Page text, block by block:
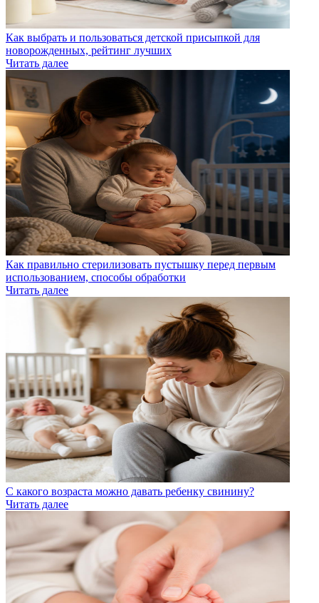
Как выбрать и пользоваться детской присыпкой для
новорожденных, рейтинг лучших
Читать далее
Как правильно стерилизовать пустышку перед первым
использованием, способы обработки
Читать далее
С какого возраста можно давать ребенку свинину?
Читать далее